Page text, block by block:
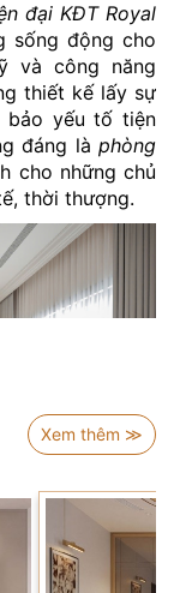
đại KĐT Royal
sống động cho
và công năng
thiết kế lấy sự
bảo yếu tố tiện
đáng là phòng
cho những chủ
thời thượng.
Royal City
Xem thêm ≫